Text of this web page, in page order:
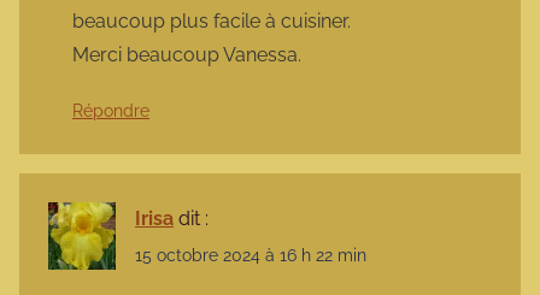
beaucoup plus facile à cuisiner.
Merci beaucoup Vanessa.
Répondre
Irisa dit :
15 octobre 2024 à 16 h 22 min